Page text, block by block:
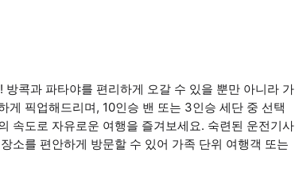
콕과 파타야를 편리하게 오갈 수 있을 뿐만 아니라 가
게 픽업해드리며, 10인승 밴 또는 3인승 세단 중 선택
속도로 자유로운 여행을 즐겨보세요. 숙련된 운전기사
소를 편안하게 방문할 수 있어 가족 단위 여행객 또는